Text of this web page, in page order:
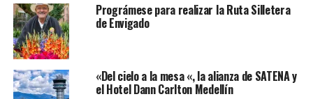
Prográmese para realizar la Ruta Silletera
de Envigado
«Del cielo a la mesa «, la alianza de SATENA y
el Hotel Dann Carlton Medellín